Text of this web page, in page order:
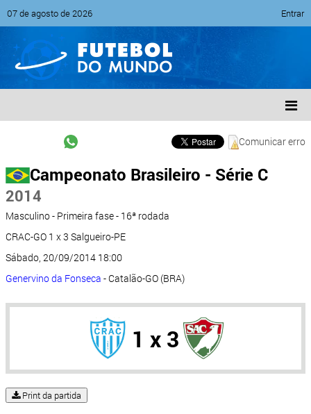
07 de agosto de 2026 Entrar
Comunicar erro
Campeonato Brasileiro - Série C
2014
Masculino - Primeira fase - 16ª rodada
CRAC-GO 1 x 3 Salgueiro-PE
Sábado, 20/09/2014 18:00
Genervino da Fonseca - Catalão-GO (BRA)
1 x 3
Print da partida